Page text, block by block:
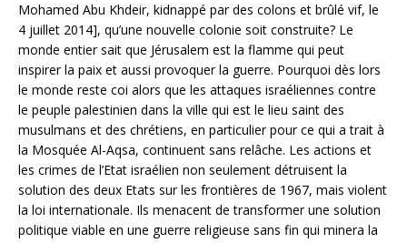
Mohamed Abu Khdeir, kidnappé par des colons et brûlé vif, le
4 juillet 2014], qu’une nouvelle colonie soit construite? Le
monde entier sait que Jérusalem est la flamme qui peut
inspirer la paix et aussi provoquer la guerre. Pourquoi dès lors
le monde reste coi alors que les attaques israéliennes contre
le peuple palestinien dans la ville qui est le lieu saint des
musulmans et des chrétiens, en particulier pour ce qui a trait à
la Mosquée Al-Aqsa, continuent sans relâche. Les actions et
les crimes de l’Etat israélien non seulement détruisent la
solution des deux Etats sur les frontières de 1967, mais violent
la loi internationale. Ils menacent de transformer une solution
politique viable en une guerre religieuse sans fin qui minera la